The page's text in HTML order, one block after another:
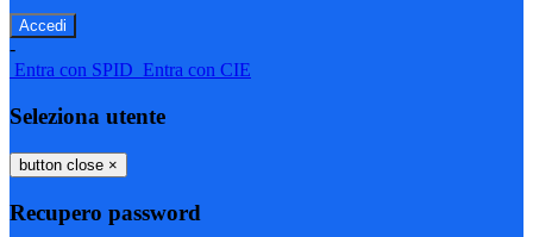
-
Entra con SPID Entra con CIE
Seleziona utente
button close ×
Recupero password